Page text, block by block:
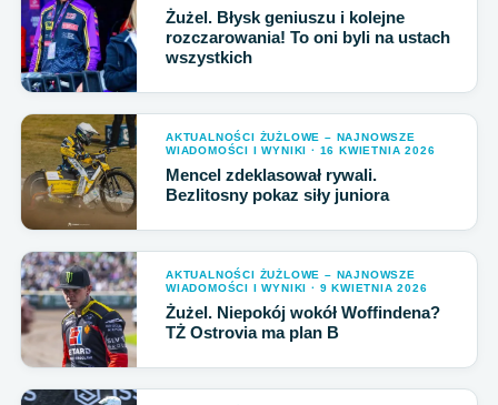
Żużel. Błysk geniuszu i kolejne
rozczarowania! To oni byli na ustach
wszystkich
AKTUALNOŚCI ŻUŻLOWE – NAJNOWSZE
WIADOMOŚCI I WYNIKI · 16 KWIETNIA 2026
Mencel zdeklasował rywali.
Bezlitosny pokaz siły juniora
AKTUALNOŚCI ŻUŻLOWE – NAJNOWSZE
WIADOMOŚCI I WYNIKI · 9 KWIETNIA 2026
Żużel. Niepokój wokół Woffindena?
TŻ Ostrovia ma plan B